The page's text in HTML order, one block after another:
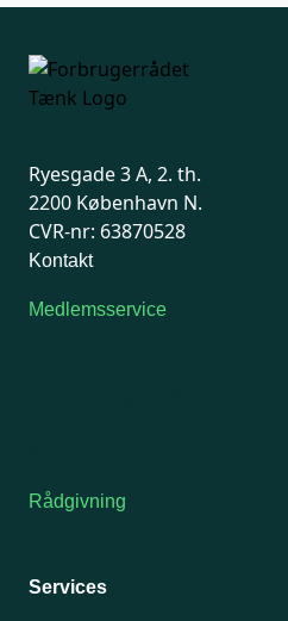
Ryesgade 3 A, 2. th.
2200 København N.
CVR-nr: 63870528
Kontakt
Medlemsservice
Rådgivning
Services